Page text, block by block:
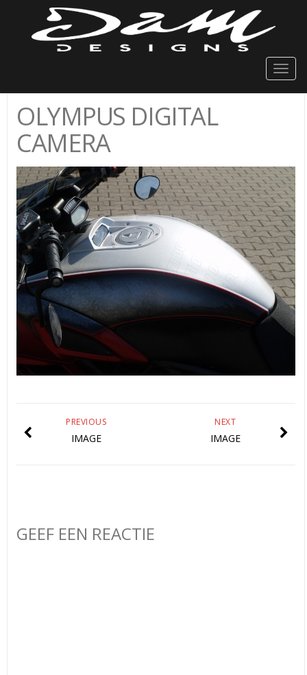
OLYMPUS DIGITAL
CAMERA
NEXT
IMAGE
PREVIOUS
IMAGE
GEEF EEN REACTIE